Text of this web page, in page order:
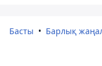
Басты Барлық